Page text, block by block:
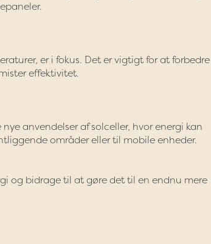
er i fokus. Det er vigtigt for at forbedre
effektivitet.
anvendelser af solceller, hvor energi kan
områder eller til mobile enheder.
og bidrage til at gøre det til en endnu mere